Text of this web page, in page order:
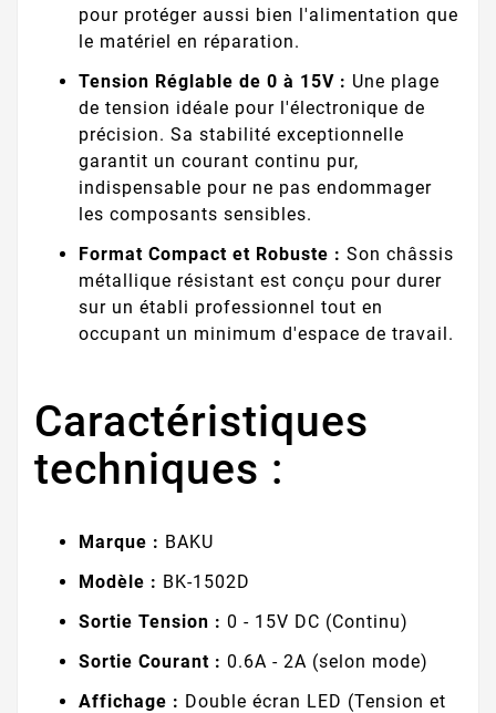
pour protéger aussi bien l'alimentation que
le matériel en réparation.
Tension Réglable de 0 à 15V : Une plage
de tension idéale pour l'électronique de
précision. Sa stabilité exceptionnelle
garantit un courant continu pur,
indispensable pour ne pas endommager
les composants sensibles.
Format Compact et Robuste : Son châssis
métallique résistant est conçu pour durer
sur un établi professionnel tout en
occupant un minimum d'espace de travail.
Caractéristiques
techniques :
Marque : BAKU
Modèle : BK-1502D
Sortie Tension : 0 - 15V DC (Continu)
Sortie Courant : 0.6A - 2A (selon mode)
Affichage : Double écran LED (Tension et